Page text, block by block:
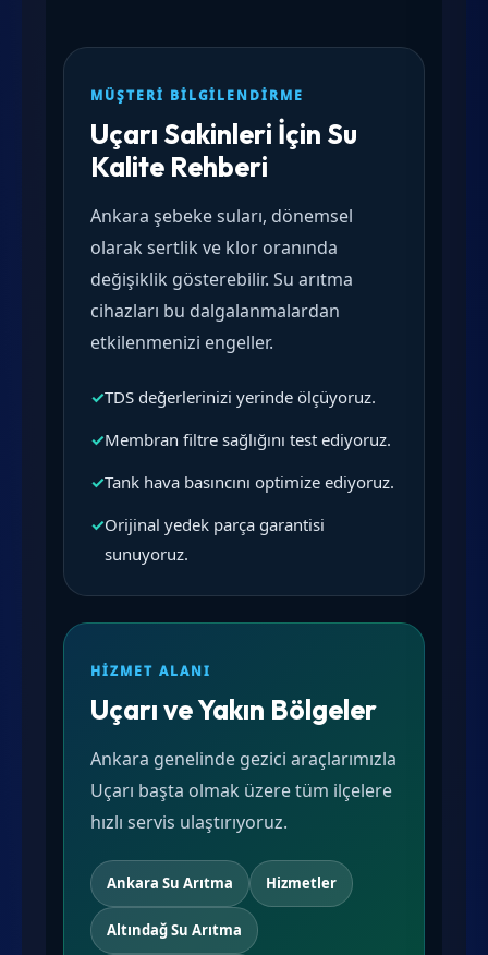
MÜŞTERI BILGILENDIRME
Uçarı Sakinleri İçin Su
Kalite Rehberi
Ankara şebeke suları, dönemsel
olarak sertlik ve klor oranında
değişiklik gösterebilir. Su arıtma
cihazları bu dalgalanmalardan
etkilenmenizi engeller.
✓TDS değerlerinizi yerinde ölçüyoruz.
✓Membran filtre sağlığını test ediyoruz.
✓Tank hava basıncını optimize ediyoruz.
✓Orijinal yedek parça garantisi
sunuyoruz.
HIZMET ALANI
Uçarı ve Yakın Bölgeler
Ankara genelinde gezici araçlarımızla
Uçarı başta olmak üzere tüm ilçelere
hızlı servis ulaştırıyoruz.
Ankara Su Arıtma Hizmetler
Altındağ Su Arıtma